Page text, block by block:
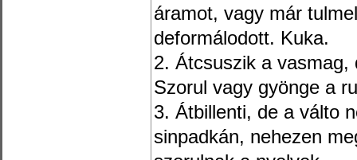
áramot, vagy már
deformálodott. Kuka.
2. Átcsuszik a
Szorul vagy gyönge a
3. Átbillenti, de a válto
sinpadkán, nehezen